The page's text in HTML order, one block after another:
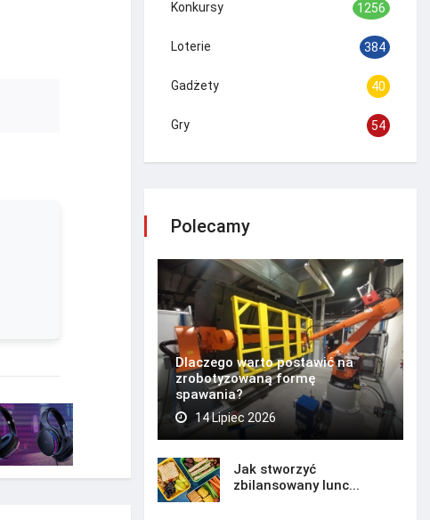
Konkursy 1256
Loterie 384
Gadżety 40
Gry 54
Polecamy
Dlaczego warto postawić na
zrobotyzowaną formę
spawania?
14 Lipiec 2026
Jak stworzyć
zbilansowany lunc...